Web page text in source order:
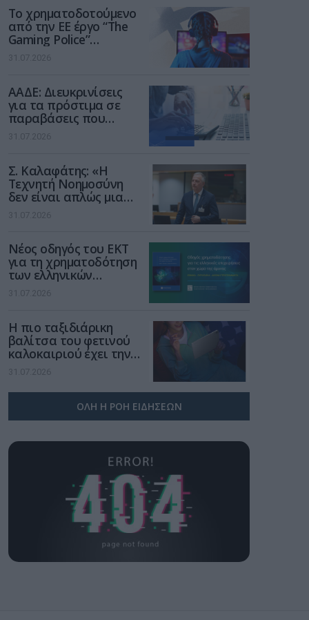
Το χρηματοδοτούμενο
από την ΕΕ έργο “The
Gaming Police”
ενισχύει την ασφάλεια
των παιδιών στο
31.07.2026
ΑΑΔΕ: Διευκρινίσεις
για τα πρόστιμα σε
παραβάσεις που
αφορούν τους ΦΗΜ
31.07.2026
Σ. Καλαφάτης: «Η
Τεχνητή Νοημοσύνη
δεν είναι απλώς μια
νέα τεχνολογία, είναι
μια νέα βιομηχανική
31.07.2026
Νέος οδηγός του ΕΚΤ
για τη χρηματοδότηση
των ελληνικών
επιχειρήσεων στον
χώρο της άμυνας
31.07.2026
Η πιο ταξιδιάρικη
βαλίτσα του φετινού
καλοκαιριού έχει την
υπογραφή της Xiaomi
31.07.2026
ΟΛΗ Η ΡΟΗ ΕΙΔΗΣΕΩΝ